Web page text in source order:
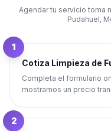
Agendar tu servicio toma
Pudahuel,
1
Cotiza Limpieza de
Completa el formulario
mostramos un precio
2